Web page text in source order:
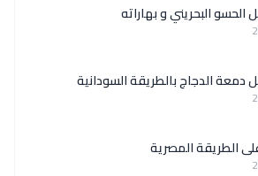
البحريني و بهاراته
الدجاج بالطريقة السودانية
الطريقة المصرية